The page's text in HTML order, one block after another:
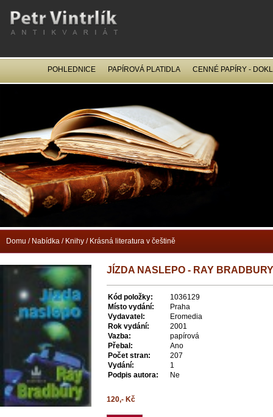
JÍZDA NASLEPO - RAY BRADBURY
Kód položky:
1036129
Místo vydání:
Praha
Vydavatel:
Eromedia
Rok vydání:
2001
Vazba:
papírová
Přebal:
Ano
Počet stran:
207
Vydání:
1
Podpis autora:
Ne
120,- Kč
POHLEDNICE PAPÍROVÁ PLATIDLA CENNÉ PAPÍRY -
Domu / Nabídka / Knihy / Krásná literatura v češtině